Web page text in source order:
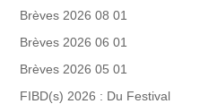
Brèves 2026 08 01
Brèves 2026 06 01
Brèves 2026 05 01
FIBD(s) 2026 : Du Festival